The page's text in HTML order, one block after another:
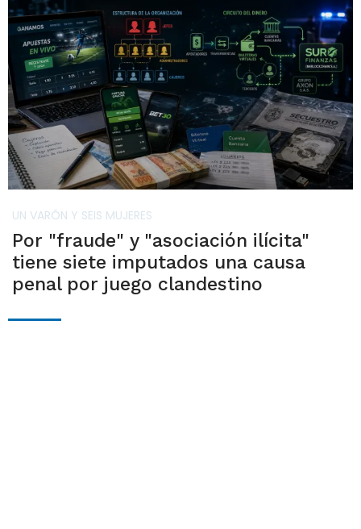
UN VARÓN Y SEIS MUJERES
Por "fraude" y "asociación ilícita"
tiene siete imputados una causa
penal por juego clandestino